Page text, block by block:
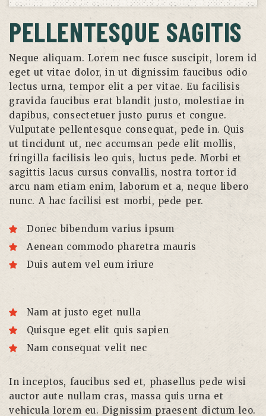
PELLENTESQUE SAGITIS
Neque aliquam. Lorem nec fusce suscipit, lorem id
eget ut vitae dolor, in ut dignissim faucibus odio
lectus urna, tempor elit a per vitae. Eu facilisis
gravida faucibus erat blandit justo, molestiae in
dapibus, consectetuer justo purus et congue.
Vulputate pellentesque consequat, pede in. Quis
ut tincidunt ut, nec accumsan pede elit mollis,
fringilla facilisis leo quis, luctus pede. Morbi et
sagittis lacus cursus convallis, nostra tortor id
arcu nam etiam enim, laborum et a, neque libero
nunc. A hac facilisi est morbi, pede per.
Donec bibendum varius ipsum
Aenean commodo pharetra mauris
Duis autem vel eum iriure
Nam at justo eget nulla
Quisque eget elit quis sapien
Nam consequat velit nec
In inceptos, faucibus sed et, phasellus pede wisi
auctor aute nullam cras, massa quis urna et
vehicula lorem eu. Dignissim praesent dictum leo.